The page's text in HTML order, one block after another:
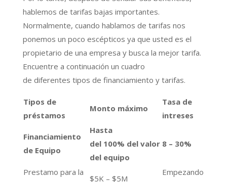
hablemos de tarifas bajas importantes.
Normalmente, cuando hablamos de tarifas nos
ponemos un poco escépticos ya que usted es el
propietario de una empresa y busca la mejor tarifa.
Encuentre a continuación un cuadro
de diferentes tipos de financiamiento y tarifas.
Tipos de
préstamos
Monto máximo
Tasa de
intreses
Financiamiento
de Equipo
Hasta
del 100% del valor
del equipo
8 – 30%
Prestamo para la
$5K – $5M
Empezando